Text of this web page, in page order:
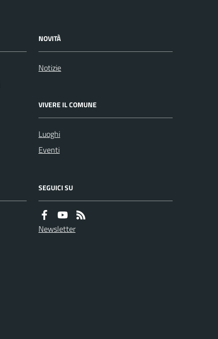
NOVITÀ
Notizie
VIVERE IL COMUNE
Luoghi
Eventi
SEGUICI SU
Newsletter